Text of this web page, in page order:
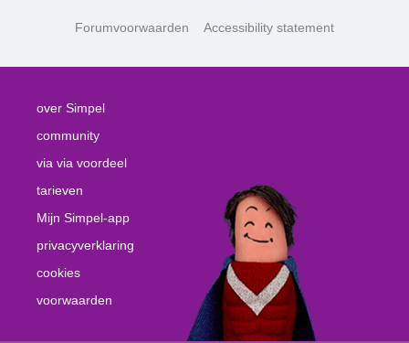
Forumvoorwaarden Accessibility statement
over Simpel
community
via via voordeel
tarieven
Mijn Simpel-app
privacyverklaring
cookies
voorwaarden